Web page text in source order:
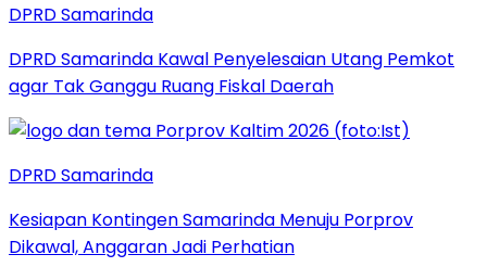
DPRD Samarinda
DPRD Samarinda Kawal Penyelesaian Utang Pemkot
agar Tak Ganggu Ruang Fiskal Daerah
DPRD Samarinda
Kesiapan Kontingen Samarinda Menuju Porprov
Dikawal, Anggaran Jadi Perhatian